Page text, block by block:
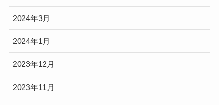
2024年3月
2024年1月
2023年12月
2023年11月